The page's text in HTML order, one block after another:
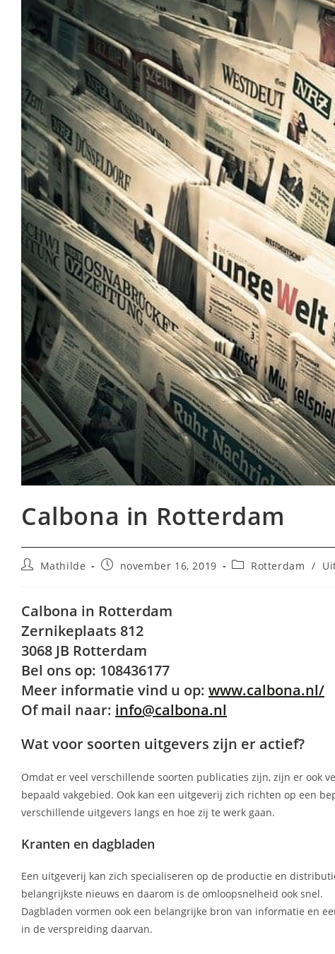
Calbona in Rotterdam
BerichtMathilde
Berichtnovember 16, 2019 Berichtcategorie:
Rotterdam /
Calbona in Rotterdam
Zernikeplaats 812
3068 JB Rotterdam
Bel ons op: 108436177
Meer informatie vind u op: www.calbona.nl/
Of mail naar: info@calbona.nl
Wat voor soorten uitgevers zijn er actief?
Omdat er veel verschillende soorten publicaties zijn, zijn er ook
bepaald vakgebied. Ook kan een uitgeverij zich richten op een
verschillende uitgevers langs en hoe zij te werk gaan.
Kranten en dagbladen
Een uitgeverij kan zich specialiseren op de productie en
belangrijkste nieuws en daarom is de omloopsnelheid ook snel.
Dagbladen vormen ook een belangrijke bron van informatie en
in de verspreiding daarvan.